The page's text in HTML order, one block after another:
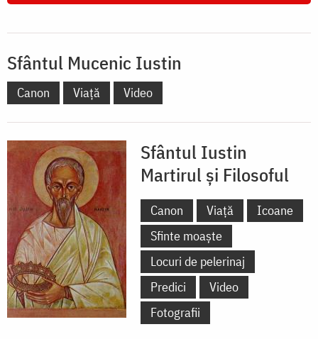
Sfântul Mucenic Iustin
Canon Viață Video
Sfântul Iustin
Martirul și Filosoful
Canon Viață
Icoane
Sfinte moaște
Locuri de pelerinaj
Predici
Video
Fotografii